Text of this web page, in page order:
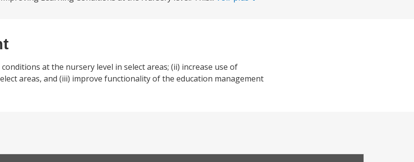
at the nursery level in select areas; (ii) increase use of
areas, and (iii) improve functionality of the education management